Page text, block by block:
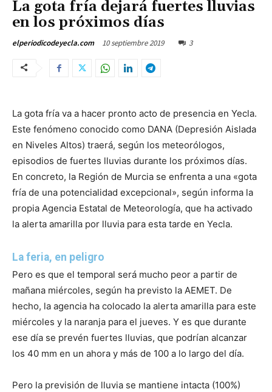
La gota fría dejará fuertes lluvias
en los próximos días
elperiodicodeyecla.com 10 septiembre 2019 3
La gota fría va a hacer pronto acto de presencia en Yecla.
Este fenómeno conocido como DANA (Depresión Aislada
en Niveles Altos) traerá, según los meteorólogos,
episodios de fuertes lluvias durante los próximos días.
En concreto, la Región de Murcia se enfrenta a una «gota
fría de una potencialidad excepcional», según informa la
propia Agencia Estatal de Meteorología, que ha activado
la alerta amarilla por lluvia para esta tarde en Yecla.
La feria, en peligro
Pero es que el temporal será mucho peor a partir de
mañana miércoles, según ha previsto la AEMET. De
hecho, la agencia ha colocado la alerta amarilla para este
miércoles y la naranja para el jueves. Y es que durante
ese día se prevén fuertes lluvias, que podrían alcanzar
los 40 mm en un ahora y más de 100 a lo largo del día.
Pero la previsión de lluvia se mantiene intacta (100%)